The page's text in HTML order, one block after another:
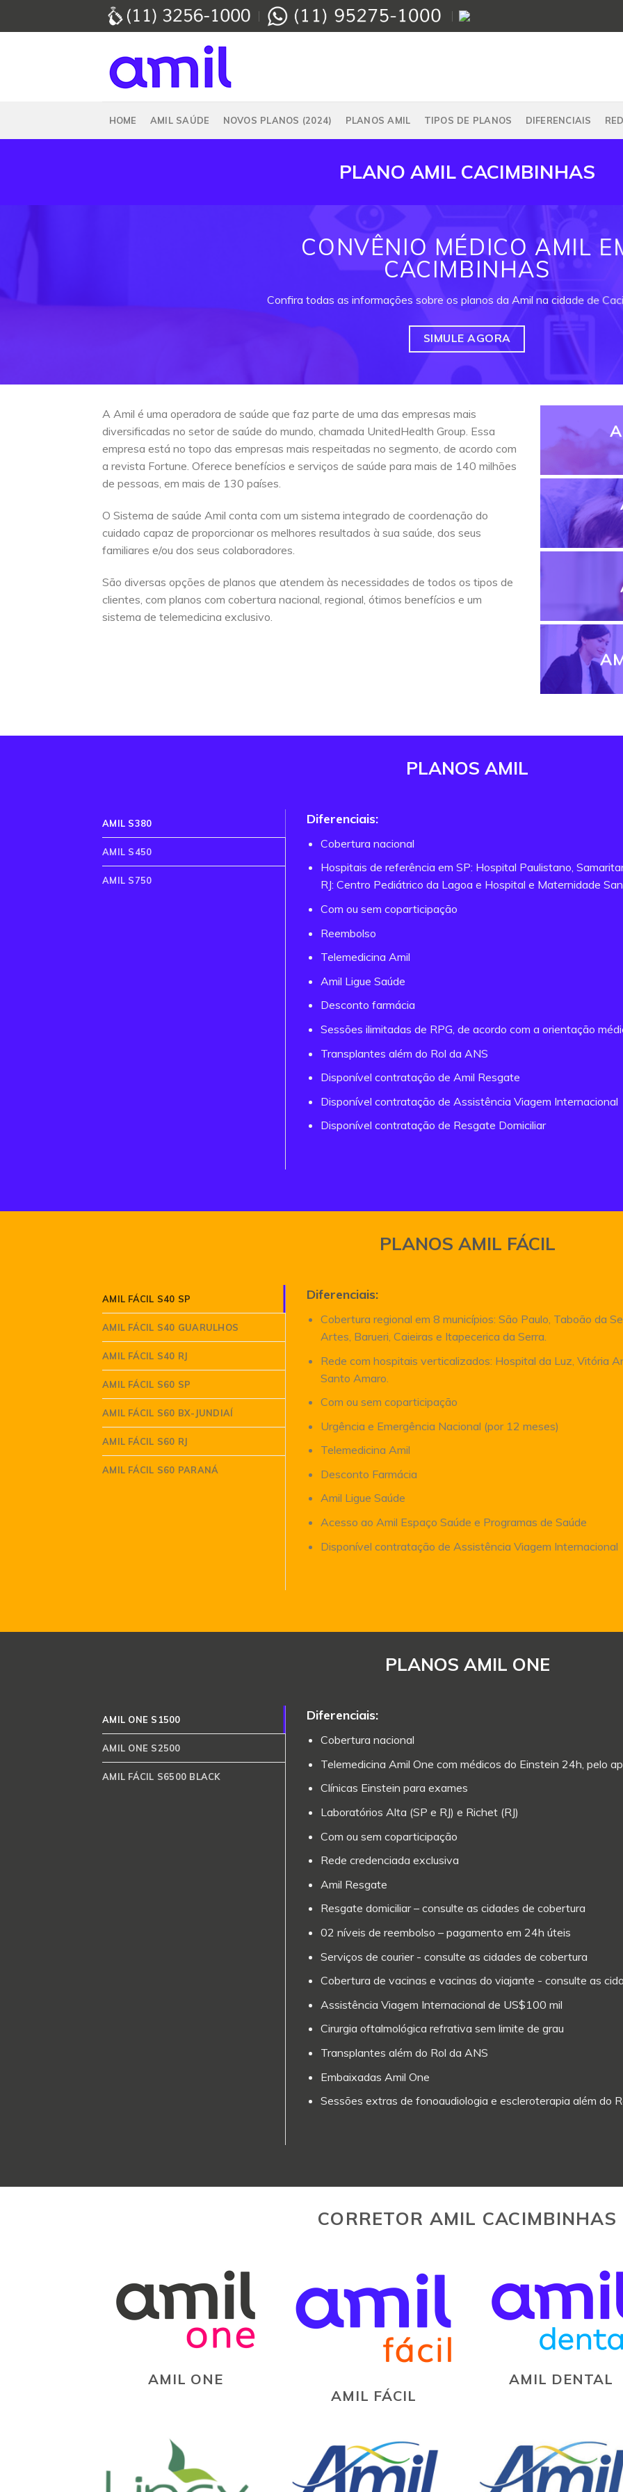
HOME AMIL SAÚDE NOVOS PLANOS (2024) PLANOS AMIL TIPOS DE PLANOS DIFERENCIAIS
PLANO AMIL CACIMBINHAS
CONVÊNIO MÉDICO AMIL
CACIMBINHAS
Confira todas as informações sobre os planos da Amil na cidade de
SIMULE AGORA
A Amil é uma operadora de saúde que faz parte de uma das empresas mais
diversificadas no setor de saúde do mundo, chamada UnitedHealth Group. Essa
empresa está no topo das empresas mais respeitadas no segmento, de acordo com
a revista Fortune. Oferece benefícios e serviços de saúde para mais de 140 milhões
de pessoas, em mais de 130 países.
O Sistema de saúde Amil conta com um sistema integrado de coordenação do
cuidado capaz de proporcionar os melhores resultados à sua saúde, dos seus
familiares e/ou dos seus colaboradores.
São diversas opções de planos que atendem às necessidades de todos os tipos de
clientes, com planos com cobertura nacional, regional, ótimos benefícios e um
sistema de telemedicina exclusivo.
PLANOS AMIL
AMIL S380
AMIL S450
AMIL S750
Diferenciais:
Cobertura nacional
Hospitais de referência em SP: Hospital Paulistano,
RJ: Centro Pediátrico da Lagoa e Hospital e Maternidade
Com ou sem coparticipação
Reembolso
Telemedicina Amil
Amil Ligue Saúde
Desconto farmácia
Sessões ilimitadas de RPG, de acordo com a orientação
Transplantes além do Rol da ANS
Disponível contratação de Amil Resgate
Disponível contratação de Assistência Viagem Internacional
Disponível contratação de Resgate Domiciliar
PLANOS AMIL FÁCIL
AMIL FÁCIL S40 SP
AMIL FÁCIL S40 GUARULHOS
AMIL FÁCIL S40 RJ
AMIL FÁCIL S60 SP
AMIL FÁCIL S60 BX-JUNDIAÍ
AMIL FÁCIL S60 RJ
AMIL FÁCIL S60 PARANÁ
Diferenciais:
Cobertura regional em 8 municípios: São Paulo, Taboão da
Artes, Barueri, Caieiras e Itapecerica da Serra.
Rede com hospitais verticalizados: Hospital da Luz, Vitória
Santo Amaro.
Com ou sem coparticipação
Urgência e Emergência Nacional (por 12 meses)
Telemedicina Amil
Desconto Farmácia
Amil Ligue Saúde
Acesso ao Amil Espaço Saúde e Programas de Saúde
Disponível contratação de Assistência Viagem Internacional
PLANOS AMIL ONE
AMIL ONE S1500
AMIL ONE S2500
AMIL FÁCIL S6500 BLACK
Diferenciais:
Cobertura nacional
Telemedicina Amil One com médicos do Einstein 24h, pelo
Clínicas Einstein para exames
Laboratórios Alta (SP e RJ) e Richet (RJ)
Com ou sem coparticipação
Rede credenciada exclusiva
Amil Resgate
Resgate domiciliar – consulte as cidades de cobertura
02 níveis de reembolso – pagamento em 24h úteis
Serviços de courier - consulte as cidades de cobertura
Cobertura de vacinas e vacinas do viajante - consulte as
Assistência Viagem Internacional de US$100 mil
Cirurgia oftalmológica refrativa sem limite de grau
Transplantes além do Rol da ANS
Embaixadas Amil One
Sessões extras de fonoaudiologia e escleroterapia além do
CORRETOR AMIL CACIMBINHAS
AMIL ONE
AMIL FÁCIL
AMIL DENTAL